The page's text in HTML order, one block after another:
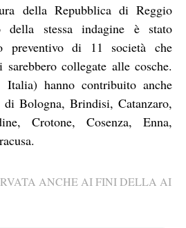
della Repubblica di Reggio
della stessa indagine è stato
preventivo di 11 società che
collegate alle cosche.
hanno contribuito anche
di Bologna, Brindisi, Catanzaro,
Crotone, Cosenza, Enna,
ANCHE AI FINI DELLA AI